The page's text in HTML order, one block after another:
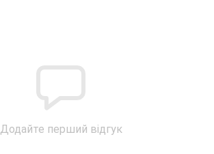
Додайте перший відгук